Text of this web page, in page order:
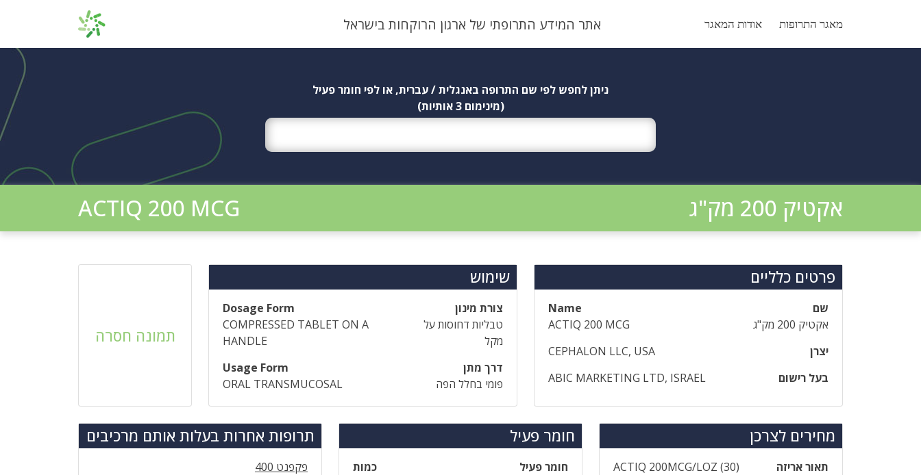
מאגר התרופות אודות המאגר אתר המידע התרופתי של ארגון הרוקחות בישראל
ניתן לחפש לפי שם התרופה באנגלית / עברית, או לפי חומר פעיל
(מינימום 3 אותיות)
אקטיק 200 מק"ג ACTIQ 200 MCG
פרטים כלליים
שם
Name
אקטיק 200 מק"ג
ACTIQ 200 MCG
יצרן
CEPHALON LLC, USA
בעל רישום
ABIC MARKETING LTD, ISRAEL
שימוש
צורת מינון
Dosage Form
טבליות דחוסות על
מקל
COMPRESSED TABLET ON A
HANDLE
דרך מתן
Usage Form
פומי בחלל הפה
ORAL TRANSMUCOSAL
תמונה חסרה
מחירים לצרכן
תאור אריזה
‎ACTIQ‎ ‎200‎MCG‎/‎LOZ‎ ‎(‎30‎)
חומר פעיל
חומר פעיל
כמות
תרופות אחרות בעלות אותם מרכיבים
פקפנט 400